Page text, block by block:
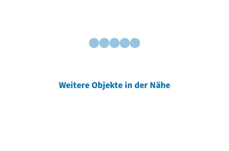
Weitere Objekte in der Nähe